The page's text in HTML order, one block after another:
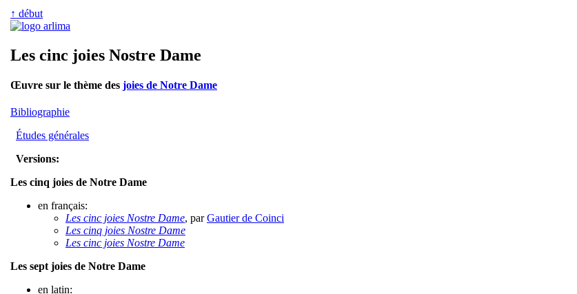
↑ début
Les cinc joies Nostre Dame
Œuvre sur le thème des joies de Notre Dame
Bibliographie
Études générales
Versions:
Les cinq joies de Notre Dame
en français:
Les cinc joies Nostre Dame, parGautier de Coinci
Les cinq joies Nostre Dame
Les cinc joies Nostre Dame
Les sept joies de Notre Dame
en latin: